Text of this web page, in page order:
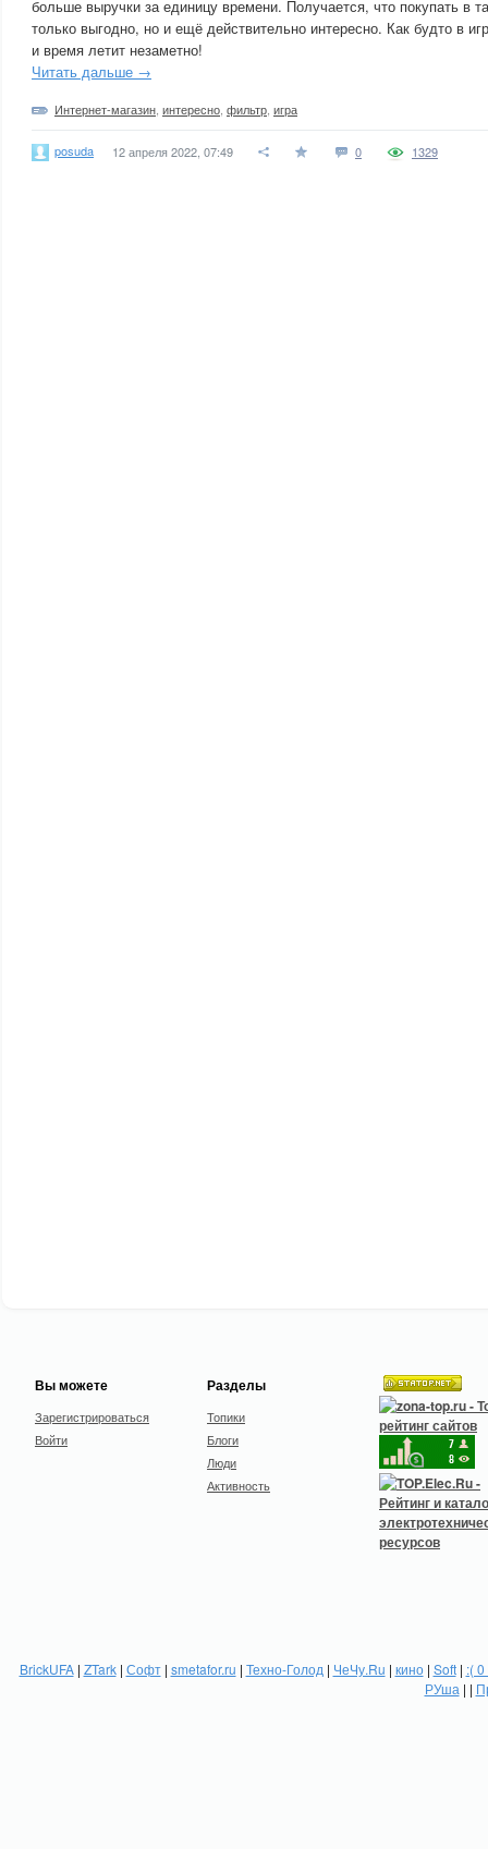
больше выручки за единицу времени. Получается, что покупать в
только выгодно, но и ещё действительно интересно. Как будто в
и время летит незаметно!
Читать дальше →
Интернет-магазин интересно фильтр игра
posuda 12 апреля 2022, 07:49 0 1329
Вы можете
Зарегистрироваться
Войти
Разделы
Топики
Блоги
Люди
Активность
BrickUFA| ZTark| Софт| smetafor.ru | Техно-Голод | ЧеЧу.Ru | кино| Soft| :(
РУша | |